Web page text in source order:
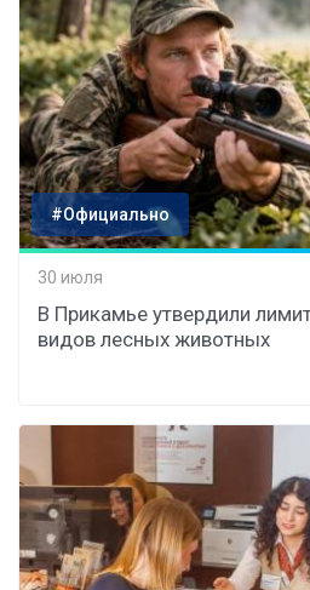
#Официально
30 июля
В Прикамье утвердили
видов лесных животных